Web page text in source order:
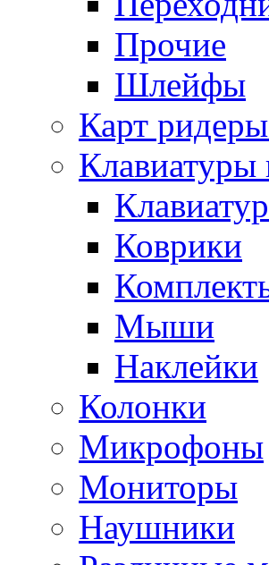
Прочие
Шлейфы
Карт
Коврики
Мыши
Наклейки
Колонки
Микрофоны
Мониторы
Наушники